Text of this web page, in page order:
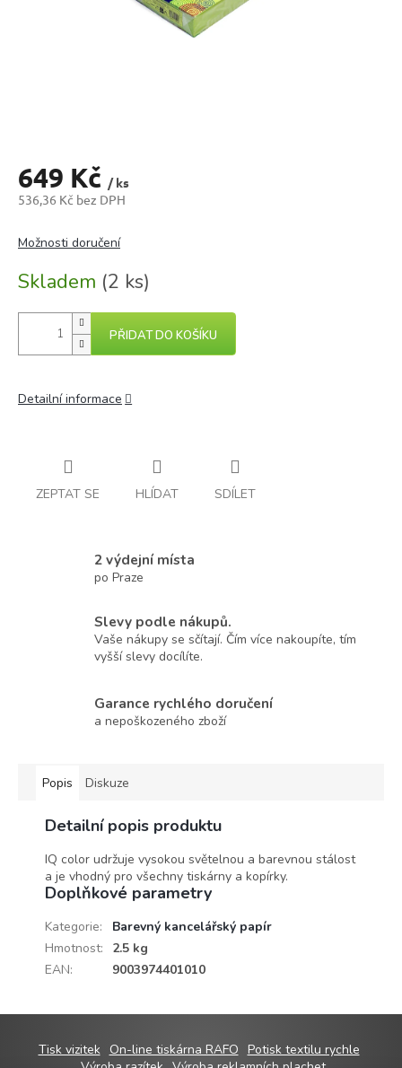
649 Kč / ks
536,36 Kč bez DPH
cena:
Skladem (2 ks)
Možnosti doručení
PŘIDAT DO KOŠÍKU
Detailní informace
ZEPTAT SE HLÍDAT SDÍLET
2 výdejní místa
po Praze
Slevy podle nákupů.
Vaše nákupy se sčítají. Čím více nakoupíte, tím
vyšší slevy docílíte.
Garance rychlého doručení
a nepoškozeného zboží
Popis Diskuze
Detailní popis produktu
IQ color udržuje vysokou světelnou a barevnou stálost
a je vhodný pro všechny tiskárny a kopírky.
Doplňkové parametry
Kategorie:
Barevný kancelářský papír
Hmotnost:
2.5 kg
EAN: 9003974401010
Tisk vizitek On-line tiskárna RAFO Potisk textilu rychle